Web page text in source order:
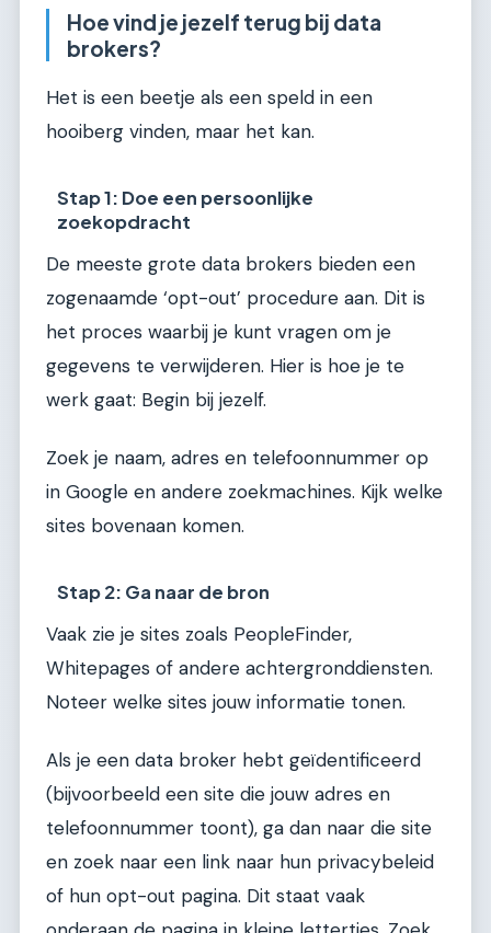
Hoe vind je jezelf terug bij data
brokers?
Het is een beetje als een speld in een
hooiberg vinden, maar het kan.
Stap 1: Doe een persoonlijke
zoekopdracht
De meeste grote data brokers bieden een
zogenaamde ‘opt-out’ procedure aan. Dit is
het proces waarbij je kunt vragen om je
gegevens te verwijderen. Hier is hoe je te
werk gaat: Begin bij jezelf.
Zoek je naam, adres en telefoonnummer op
in Google en andere zoekmachines. Kijk welke
sites bovenaan komen.
Stap 2: Ga naar de bron
Vaak zie je sites zoals PeopleFinder,
Whitepages of andere achtergronddiensten.
Noteer welke sites jouw informatie tonen.
Als je een data broker hebt geïdentificeerd
(bijvoorbeeld een site die jouw adres en
telefoonnummer toont), ga dan naar die site
en zoek naar een link naar hun privacybeleid
of hun opt-out pagina. Dit staat vaak